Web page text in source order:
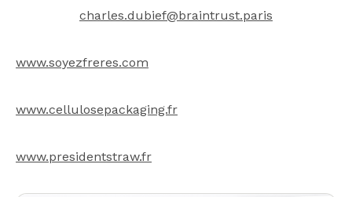
charles.dubief@braintrust.paris
www.soyezfreres.com
www.cellulosepackaging.fr
www.presidentstraw.fr